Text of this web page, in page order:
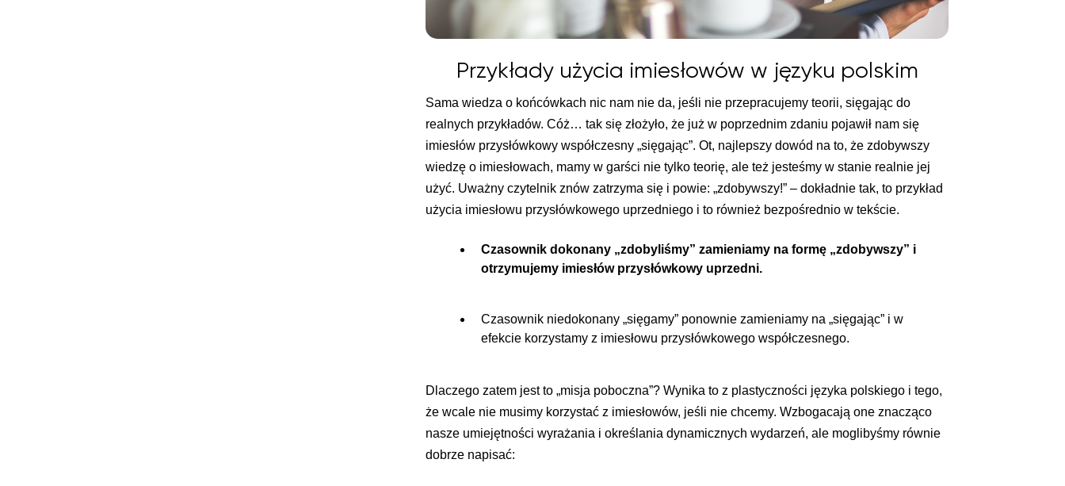
Przykłady użycia imiesłowów w języku polskim
Sama wiedza o końcówkach nic nam nie da, jeśli nie przepracujemy teorii, sięgając do
realnych przykładów. Cóż… tak się złożyło, że już w poprzednim zdaniu pojawił nam się
imiesłów przysłówkowy współczesny „sięgając”. Ot, najlepszy dowód na to, że zdobywszy
wiedzę o imiesłowach, mamy w garści nie tylko teorię, ale też jesteśmy w stanie realnie jej
użyć. Uważny czytelnik znów zatrzyma się i powie: „zdobywszy!” – dokładnie tak, to przykład
użycia imiesłowu przysłówkowego uprzedniego i to również bezpośrednio w tekście.
Czasownik dokonany „zdobyliśmy” zamieniamy na formę „zdobywszy” i
otrzymujemy imiesłów przysłówkowy uprzedni.
Czasownik niedokonany „sięgamy” ponownie zamieniamy na „sięgając” i w
efekcie korzystamy z imiesłowu przysłówkowego współczesnego.
Dlaczego zatem jest to „misja poboczna”? Wynika to z plastyczności języka polskiego i tego,
że wcale nie musimy korzystać z imiesłowów, jeśli nie chcemy. Wzbogacają one znacząco
nasze umiejętności wyrażania i określania dynamicznych wydarzeń, ale moglibyśmy równie
dobrze napisać: